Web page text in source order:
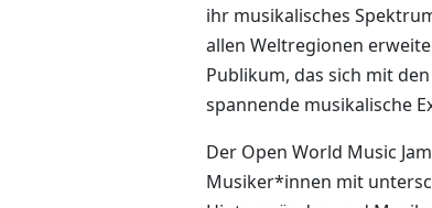
ihr musikalisches
allen Weltregionen
Publikum, das sich mit
spannende musikalische
Der Open World Music
Musiker*innen mit